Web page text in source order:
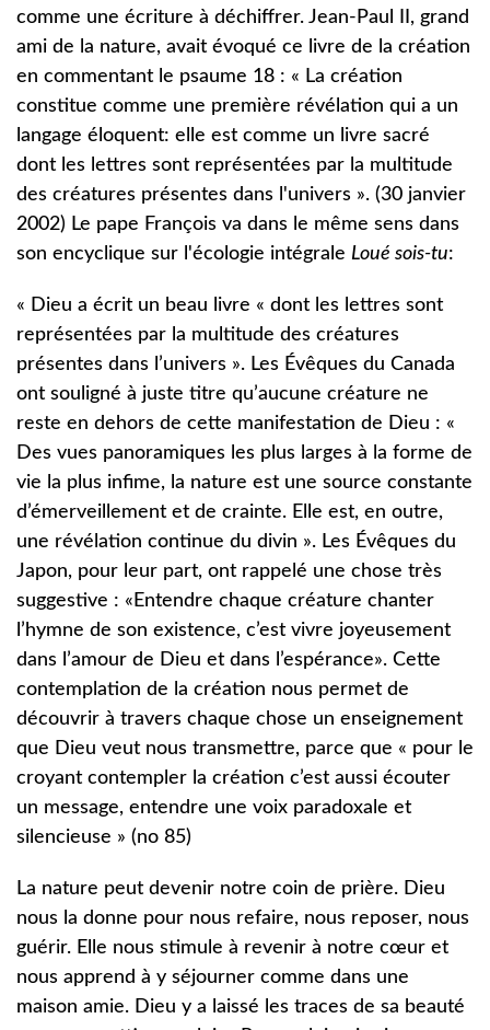
comme une écriture à déchiffrer. Jean-Paul II, grand
ami de la nature, avait évoqué ce livre de la création
en commentant le psaume 18 : « La création
constitue comme une première révélation qui a un
langage éloquent: elle est comme un livre sacré
dont les lettres sont représentées par la multitude
des créatures présentes dans l'univers ». (30 janvier
2002) Le pape François va dans le même sens dans
son encyclique sur l'écologie intégrale Loué sois-tu:
« Dieu a écrit un beau livre « dont les lettres sont
représentées par la multitude des créatures
présentes dans l’univers ». Les Évêques du Canada
ont souligné à juste titre qu’aucune créature ne
reste en dehors de cette manifestation de Dieu : «
Des vues panoramiques les plus larges à la forme de
vie la plus infime, la nature est une source constante
d’émerveillement et de crainte. Elle est, en outre,
une révélation continue du divin ». Les Évêques du
Japon, pour leur part, ont rappelé une chose très
suggestive : «Entendre chaque créature chanter
l’hymne de son existence, c’est vivre joyeusement
dans l’amour de Dieu et dans l’espérance». Cette
contemplation de la création nous permet de
découvrir à travers chaque chose un enseignement
que Dieu veut nous transmettre, parce que « pour le
croyant contempler la création c’est aussi écouter
un message, entendre une voix paradoxale et
silencieuse » (no 85)
La nature peut devenir notre coin de prière. Dieu
nous la donne pour nous refaire, nous reposer, nous
guérir. Elle nous stimule à revenir à notre cœur et
nous apprend à y séjourner comme dans une
maison amie. Dieu y a laissé les traces de sa beauté